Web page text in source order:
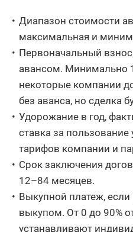
Диапазон стоимости
максимальная и
Первоначальный
авансом. Минимально
некоторые компании
без аванса, но сделка
Удорожание в год,
ставка за пользование
тарифов компании и
Срок заключения
12–84 месяцев.
Выкупной платеж, если
выкупом. От 0 до 90%
устанавливают